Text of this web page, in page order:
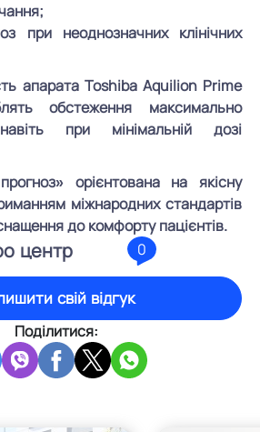
при неоднозначних клінічних
апарата Toshiba Aquilion Prime
обстеження максимально
при мінімальній дозі
орієнтована на якісну
міжнародних стандартів
до комфорту пацієнтів.
центр 0
свій відгук
Поділитися: